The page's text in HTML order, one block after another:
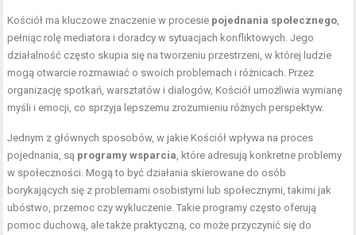
Kościół ma kluczowe znaczenie w procesie pojednania społecznego
pełniąc rolę mediatora i doradcy w sytuacjach konfliktowych. Jego
działalność często skupia się na tworzeniu przestrzeni, w której ludzie
mogą otwarcie rozmawiać o swoich problemach i różnicach. Przez
organizację spotkań, warsztatów i dialogów, Kościół umożliwia wymianę
myśli i emocji, co sprzyja lepszemu zrozumieniu różnych perspektyw.
Jednym z głównych sposobów, w jakie Kościół wpływa na proces
pojednania, są programy wsparcia , które adresują konkretne problemy
w społeczności. Mogą to być działania skierowane do osób
borykających się z problemami osobistymi lub społecznymi, takimi jak
ubóstwo, przemoc czy wykluczenie. Takie programy często oferują
pomoc duchową, ale także praktyczną, co może przyczynić się do